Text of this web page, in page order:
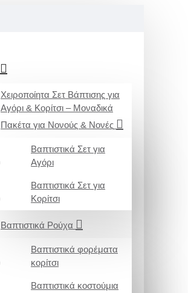
Χειροποίητα Σετ Βάπτισης για
Αγόρι & Κορίτσι – Μοναδικά
Πακέτα για Νονούς & Νονές
Βαπτιστικά Σετ για
Αγόρι
Βαπτιστικά Σετ για
Κορίτσι
Βαπτιστικά Ρούχα
Βαπτιστικά φορέματα
κορίτσι
Βαπτιστικά κοστούμια